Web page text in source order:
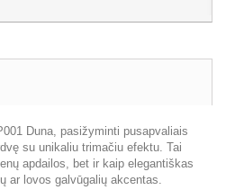
Duna, pasižyminti pusapvaliais
su unikaliu trimačiu efektu. Tai
apdailos, bet ir kaip elegantiškas
ar lovos galvūgalių akcentas.